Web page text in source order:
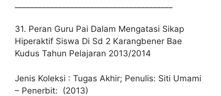
31. Peran Guru Pai Dalam Mengatasi Sikap
Hiperaktif Siswa Di Sd 2 Karangbener Bae
Kudus Tahun Pelajaran 2013/2014
Jenis Koleksi : Tugas Akhir; Penulis: Siti Umami
– Penerbit: (2013)